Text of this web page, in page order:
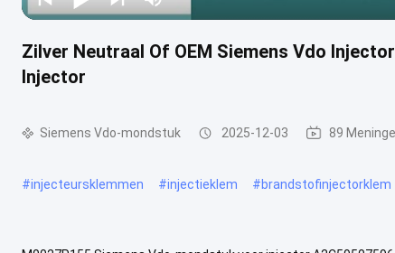
Zilver Neutraal Of OEM Siemens Vdo
Injector
Siemens Vdo-mondstuk 2025-12-03 89
#injecteursklemmen #injectieklem #brandstofinjectorklem